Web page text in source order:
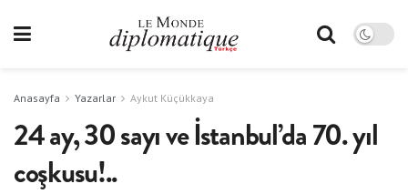
Anasayfa Yazarlar Aykut Küçükkaya
24 ay, 30 sayı ve İstanbul’da 70. yıl
coşkusu!..